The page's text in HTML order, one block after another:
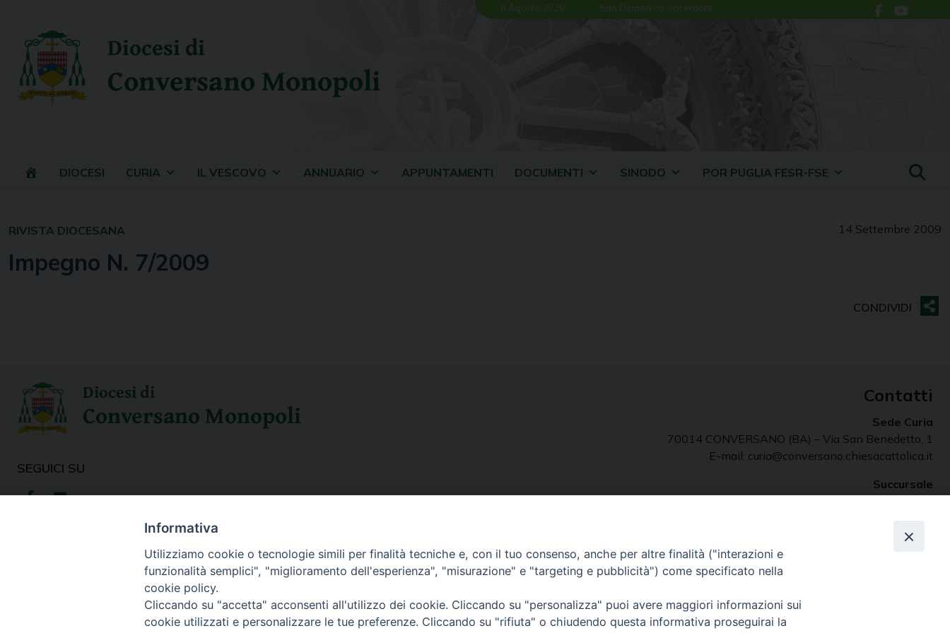
content
8 Agosto 2026 San Domenico, sacerdote
Diocesi di
Conversano Monopoli
DIOCESI CURIA IL VESCOVO ANNUARIO APPUNTAMENTI DOCUMENTI SINODO POR PUGLIA FESR-FSE
14 Settembre 2009
RIVISTA DIOCESANA
Impegno N. 7/2009
Diocesi di
Conversano Monopoli
SEGUICI SU
Contatti
Sede Curia
70014 CONVERSANO (BA) – Via San Benedetto, 1
E-mail: curia@conversano.chiesacattolica.it
Succursale
Informativa
Utilizziamo cookie o tecnologie simili per finalità tecniche e, con il tuo consenso, anche per altre finalità ("interazioni e
funzionalità semplici", "miglioramento dell'esperienza", "misurazione" e "targeting e pubblicità") come specificato nella
cookie policy.
Cliccando su "accetta" acconsenti all'utilizzo dei cookie. Cliccando su "personalizza" puoi avere maggiori informazioni sui
cookie utilizzati e personalizzare le tue preferenze. Cliccando su "rifiuta" o chiudendo questa informativa proseguirai la